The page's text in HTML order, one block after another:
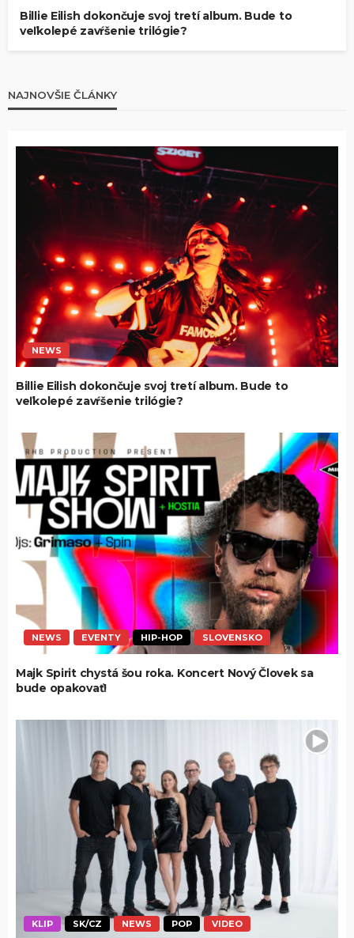
Billie Eilish dokončuje svoj tretí album. Bude to
veľkolepé zavŕšenie trilógie?
NAJNOVŠIE ČLÁNKY
NEWS
Billie Eilish dokončuje svoj tretí album. Bude to
veľkolepé zavŕšenie trilógie?
NEWS EVENTY HIP-HOP SLOVENSKO
Majk Spirit chystá šou roka. Koncert Nový Človek sa
bude opakovať!
KLIP SK/CZ NEWS POP VIDEO